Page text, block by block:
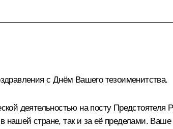
с Днём Вашего тезоименитства.
деятельностью на посту
в нашей стране, так и за её пределами.